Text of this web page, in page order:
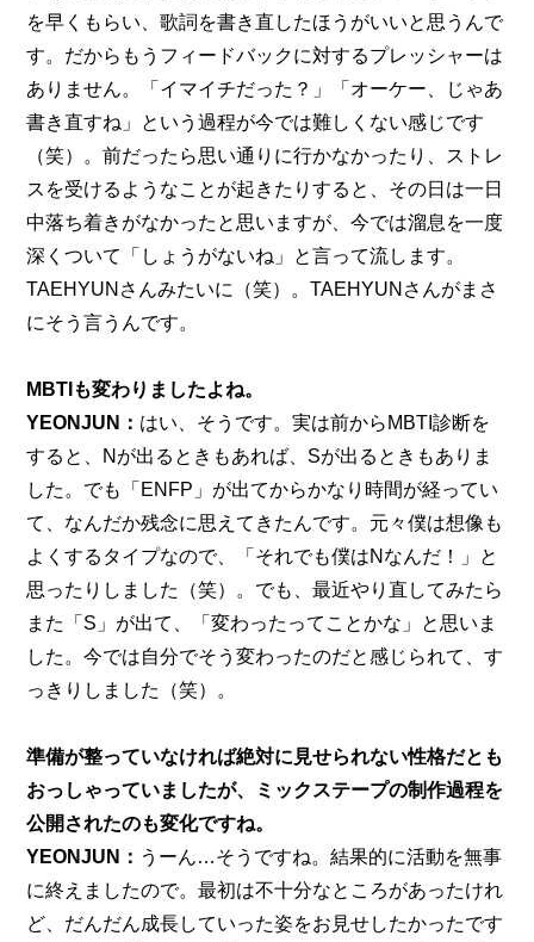
を早くもらい、歌詞を書き直したほうがいいと思うんで
す。だからもうフィードバックに対するプレッシャーは
ありません。「イマイチだった？」「オーケー、じゃあ
書き直すね」という過程が今では難しくない感じです
（笑）。前だったら思い通りに行かなかったり、ストレ
スを受けるようなことが起きたりすると、その日は一日
中落ち着きがなかったと思いますが、今では溜息を一度
深くついて「しょうがないね」と言って流します。
TAEHYUNさんみたいに（笑）。TAEHYUNさんがまさ
にそう言うんです。
MBTIも変わりましたよね。
YEONJUN： はい、そうです。実は前からMBTI診断を
すると、Nが出るときもあれば、Sが出るときもありま
した。でも「ENFP」が出てからかなり時間が経ってい
て、なんだか残念に思えてきたんです。元々僕は想像も
よくするタイプなので、「それでも僕はNなんだ！」と
思ったりしました（笑）。でも、最近やり直してみたら
また「S」が出て、「変わったってことかな」と思いま
した。今では自分でそう変わったのだと感じられて、す
っきりしました（笑）。
準備が整っていなければ絶対に見せられない性格だとも
おっしゃっていましたが、ミックステープの制作過程を
公開されたのも変化ですね。
YEONJUN： うーん…そうですね。結果的に活動を無事
に終えましたので。最初は不十分なところがあったけれ
ど、だんだん成長していった姿をお見せしたかったです